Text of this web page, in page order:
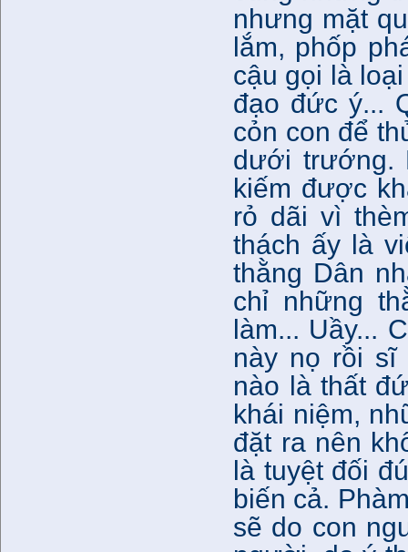
nhưng mặt
lắm, phốp
cậu gọi là
đạo đức ý...
cỏn con để
dưới trướng.
kiếm được
rỏ dãi vì
thách ấy là
thằng Dân
chỉ những
làm... Uầy...
này nọ rồi sĩ
nào là thất
khái niệm,
đặt ra nên
là tuyệt đối
biến cả.
sẽ do con